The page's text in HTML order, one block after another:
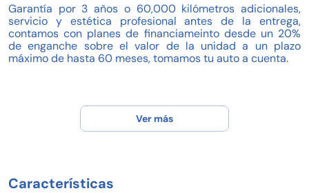
Garantía por 3 años o 60,000 kilómetros adicionales,
servicio y estética profesional antes de la entrega,
contamos con planes de financiameinto desde un 20%
de enganche sobre el valor de la unidad a un plazo
máximo de hasta 60 meses, tomamos tu auto a cuenta.
Ver más
Características